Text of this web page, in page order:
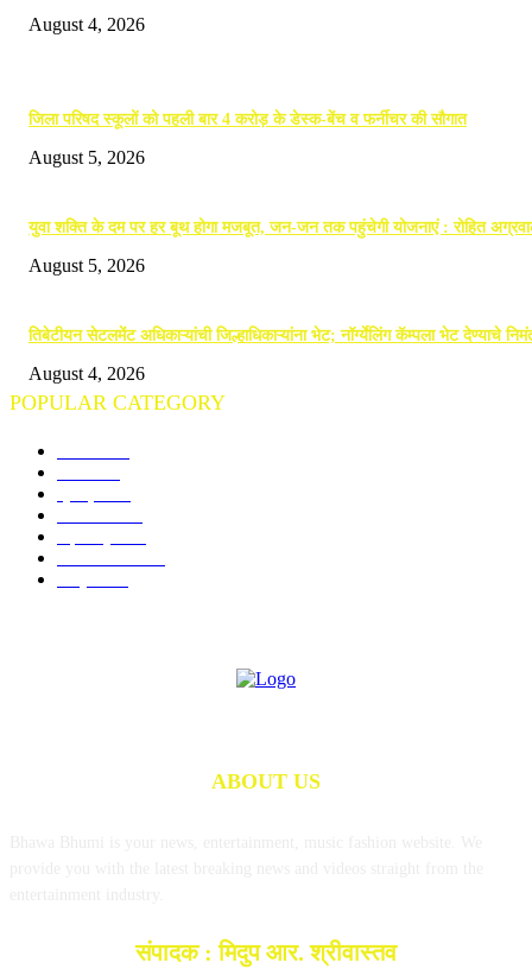
August 4, 2026
जिला परिषद स्कूलों को पहली बार 4 करोड़ के डेस्क-बेंच व फर्नीचर की सौगात
August 5, 2026
युवा शक्ति के दम पर हर बूथ होगा मजबूत, जन-जन तक पहुंचेगी योजनाएं : रोहित
August 5, 2026
तिबेटीयन सेटलमेंट अधिकाऱ्यांची जिल्हाधिकाऱ्यांना भेट; नॉर्ग्येलिंग कॅम्पला भेट देण्याचे
August 4, 2026
POPULAR CATEGORY
ABOUT US
संपादक : मिदुप आर. श्रीवास्तव